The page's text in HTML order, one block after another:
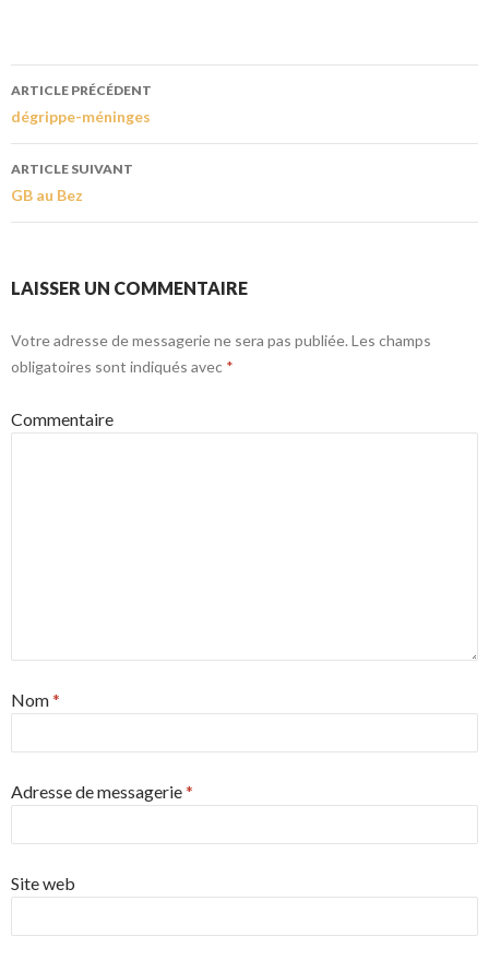
ARTICLE PRÉCÉDENT
dégrippe-méninges
ARTICLE SUIVANT
GB au Bez
LAISSER UN COMMENTAIRE
Votre adresse de messagerie ne sera pas publiée. Les champs
obligatoires sont indiqués avec *
Commentaire
Nom*
Adresse de messagerie*
Site web